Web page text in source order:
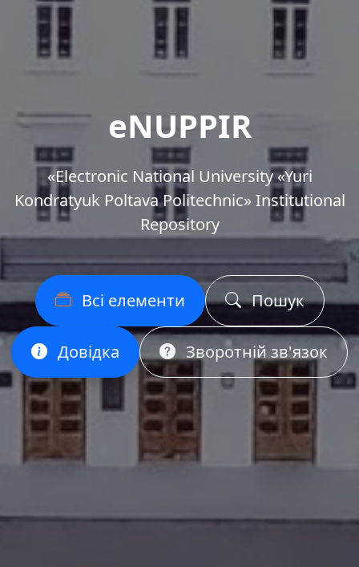
eNUPPIR
«Еlectronic National University «Yuri
Kondratyuk Poltava Politechnic» Institutional
Repository
Всі елементи Пошук
Довідка Зворотній зв'язок